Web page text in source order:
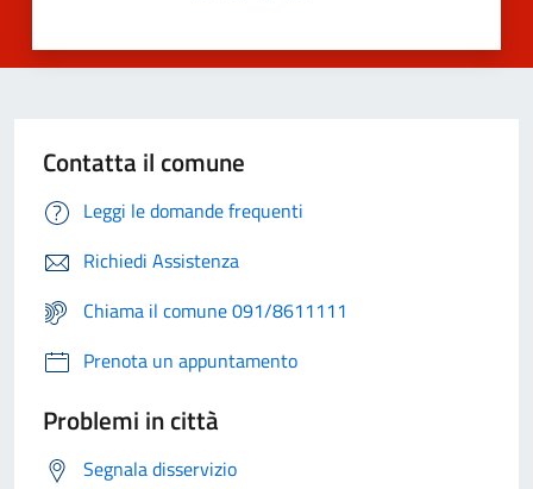
Contatta il comune
Leggi le domande frequenti
Richiedi Assistenza
Chiama il comune 091/8611111
Prenota un appuntamento
Problemi in città
Segnala disservizio